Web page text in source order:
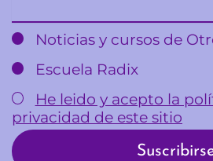
Noticias y cursos de
Escuela Radix
He leido y acepto la
privacidad de este sitio